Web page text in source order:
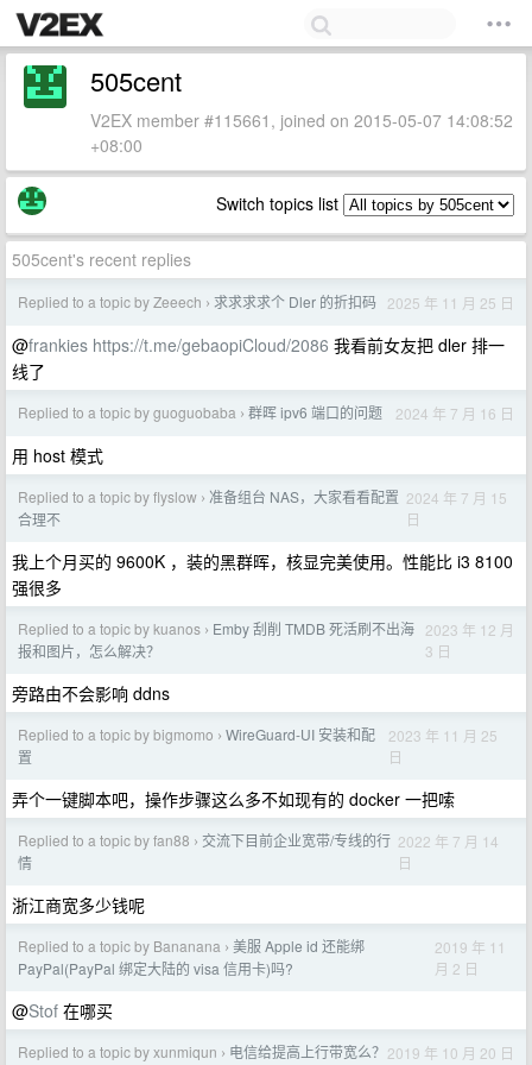
505cent
V2EX member #115661, joined on 2015-05-07 14:08:52
+08:00
Switch topics list
505cent's recent replies
Replied to a topic by Zeeech › 求求求求个 Dler 的折扣码 2025 年 11 月 25 日
@frankies https://t.me/gebaopiCloud/2086 我看前女友把 dler 排一
线了
Replied to a topic by guoguobaba › 群晖 ipv6 端口的问题 2024 年 7 月 16 日
用 host 模式
Replied to a topic by flyslow › 准备组台 NAS，大家看看配置
合理不
2024 年 7 月 15
日
我上个月买的 9600K ，装的黑群晖，核显完美使用。性能比 i3 8100
强很多
Replied to a topic by kuanos › Emby 刮削 TMDB 死活刷不出海
报和图片，怎么解决？
2023 年 12 月
3 日
旁路由不会影响 ddns
Replied to a topic by bigmomo › WireGuard-UI 安装和配
置
2023 年 11 月 25
日
弄个一键脚本吧，操作步骤这么多不如现有的 docker 一把嗦
Replied to a topic by fan88 › 交流下目前企业宽带/专线的行
情
2022 年 7 月 14
日
浙江商宽多少钱呢
Replied to a topic by Bananana › 美服 Apple id 还能绑
PayPal(PayPal 绑定大陆的 visa 信用卡)吗?
2019 年 11
月 2 日
@Stof 在哪买
Replied to a topic by xunmiqun › 电信给提高上行带宽么？ 2019 年 10 月 20 日